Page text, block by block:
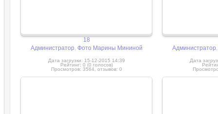
18
Администратор Фото Марины Мининой
Дата загрузки: 15-12-2015 14:39
Рейтинг: 0 (0 голосов)
Просмотров: 3564, отзывов: 0
Администратор
Дата